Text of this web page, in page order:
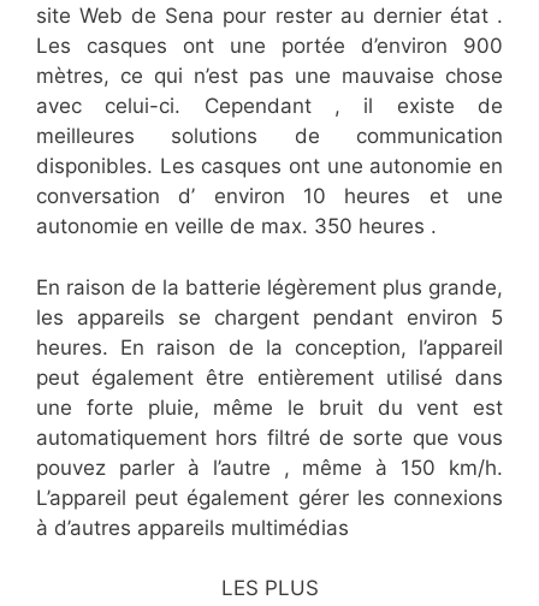
site Web de Sena pour rester au dernier état .
Les casques ont une portée d’environ 900
mètres, ce qui n’est pas une mauvaise chose
avec celui-ci. Cependant , il existe de
meilleures solutions de communication
disponibles. Les casques ont une autonomie en
conversation d’ environ 10 heures et une
autonomie en veille de max. 350 heures .
En raison de la batterie légèrement plus grande,
les appareils se chargent pendant environ 5
heures. En raison de la conception, l’appareil
peut également être entièrement utilisé dans
une forte pluie, même le bruit du vent est
automatiquement hors filtré de sorte que vous
pouvez parler à l’autre , même à 150 km/h.
L’appareil peut également gérer les connexions
à d’autres appareils multimédias
LES PLUS